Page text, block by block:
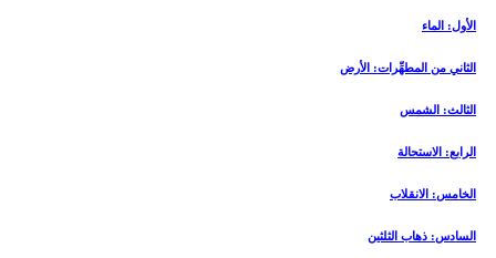
الأول: الماء
الثاني من المطهِّرات: الأرض
الثالث: الشمس‏
الرابع: الاستحالة
الخامس: الانقلاب
السادس: ذهاب الثلثين‏